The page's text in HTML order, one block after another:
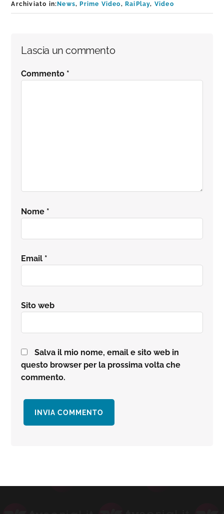
Archiviato in: News, Prime Video, RaiPlay, Video
Interazioni
del
Lascia un commento
Commento *
Nome *
Email *
Sito web
Salva il mio nome, email e sito web in
questo browser per la prossima volta che
commento.